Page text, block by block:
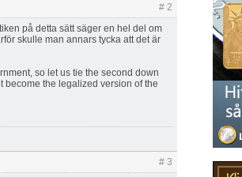
# 2
på detta sätt säger en hel del om
skulle man annars tycka att det är
so let us tie the second down
become the legalized version of the
# 3